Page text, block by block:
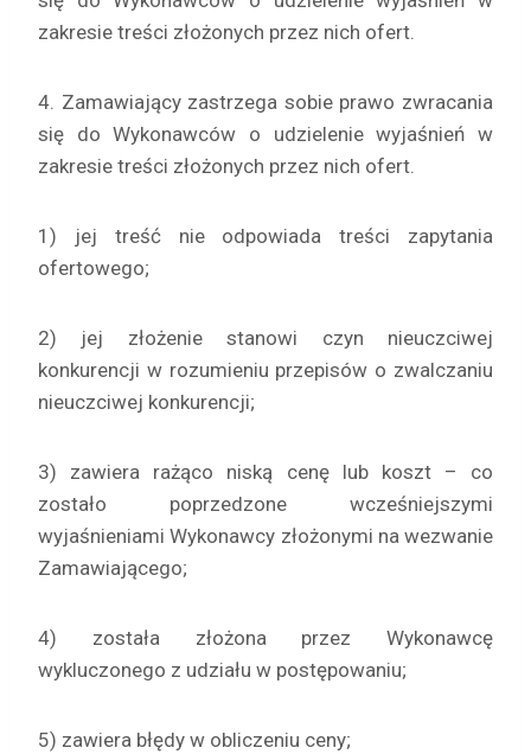
zakresie treści złożonych przez nich ofert.
4. Zamawiający zastrzega sobie prawo zwracania
się do Wykonawców o udzielenie wyjaśnień w
zakresie treści złożonych przez nich ofert.
1) jej treść nie odpowiada treści zapytania
ofertowego;
2) jej złożenie stanowi czyn nieuczciwej
konkurencji w rozumieniu przepisów o zwalczaniu
nieuczciwej konkurencji;
3) zawiera rażąco niską cenę lub koszt – co
zostało poprzedzone wcześniejszymi
wyjaśnieniami Wykonawcy złożonymi na wezwanie
Zamawiającego;
4) została złożona przez Wykonawcę
wykluczonego z udziału w postępowaniu;
5) zawiera błędy w obliczeniu ceny;